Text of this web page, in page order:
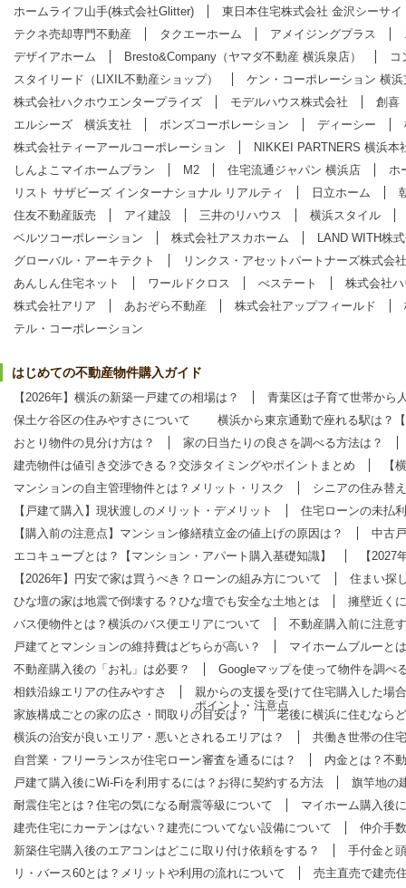
ホームライフ山手(株式会社Glitter)
東日本住宅株式会社 金沢シーサイ
テクネ売却専門不動産
タクエーホーム アメイジングプラス
デザイアホーム
Bresto&Company（ヤマダ不動産 横浜泉店）
コ
スタイリード（LIXIL不動産ショップ）
ケン・コーポレーション 横浜
株式会社ハクホウエンタープライズ
モデルハウス株式会社
創喜
エルシーズ 横浜支社
ボンズコーポレーション ディーシー
株式会社ティーアールコーポレーション
NIKKEI PARTNERS 横浜本
しんよこマイホームプラン
M2 住宅流通ジャパン 横浜店
ホ
リスト サザビーズ インターナショナル リアルティ
日立ホーム
住友不動産販売
アイ建設 三井のリハウス
横浜スタイル
ベルツコーポレーション
株式会社アスカホーム
LAND WITH株
グローバル・アーキテクト
リンクス・アセットパートナーズ株式会社
あんしん住宅ネット
ワールドクロス べステート
株式会社
株式会社アリア
あおぞら不動産 株式会社アップフィールド
テル・コーポレーション
はじめての不動産物件購入ガイド
【2026年】横浜の新築一戸建ての相場は？
青葉区は子育て世帯から
保土ケ谷区の住みやすさについて
横浜から東京通勤で座れる駅は？
おとり物件の見分け方は？
家の日当たりの良さを調べる方法は？
建売物件は値引き交渉できる？交渉タイミングやポイントまとめ
【
マンションの自主管理物件とは？メリット・リスク
シニアの住み替
【戸建て購入】現状渡しのメリット・デメリット
住宅ローンの未払
【購入前の注意点】マンション修繕積立金の値上げの原因は？
中古
エコキューブとは？【マンション・アパート購入基礎知識】
【
【2026年】円安で家は買うべき？ローンの組み方について
住まい探
ひな壇の家は地震で倒壊する？ひな壇でも安全な土地とは
擁壁近く
バス便物件とは？横浜のバス便エリアについて
不動産購入前に注意
戸建てとマンションの維持費はどちらが高い？
マイホームブルーと
不動産購入後の「お礼」は必要？
Googleマップを使って物件を調べ
相鉄沿線エリアの住みやすさ
親からの支援を受けて住宅購入した場
ポイント・注意点
家族構成ごとの家の広さ・間取りの目安は？
老後に横浜に住むなら
横浜の治安が良いエリア・悪いとされるエリアは？
共働き世帯の住
自営業・フリーランスが住宅ローン審査を通るには？
内金とは？不
戸建て購入後にWi-Fiを利用するには？お得に契約する方法
旗竿地の
耐震住宅とは？住宅の気になる耐震等級について
マイホーム購入後
建売住宅にカーテンはない？建売についてない設備について
仲介手
新築住宅購入後のエアコンはどこに取り付け依頼をする？
手付金と
リ・バース60とは？メリットや利用の流れについて
売主直売で建売